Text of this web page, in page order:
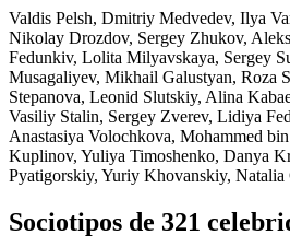
Valdis Pelsh, Dmitriy Medvedev, Ilya
Nikolay Drozdov, Sergey Zhukov,
Fedunkiv, Lolita Milyavskaya, Sergey
Musagaliyev, Mikhail Galustyan, Roza
Stepanova, Leonid Slutskiy, Alina
Vasiliy Stalin, Sergey Zverev, Lidiya
Anastasiya Volochkova, Mohammed
Kuplinov, Yuliya Timoshenko, Danya
Pyatigorskiy, Yuriy Khovanskiy,
Sociotipos de 321